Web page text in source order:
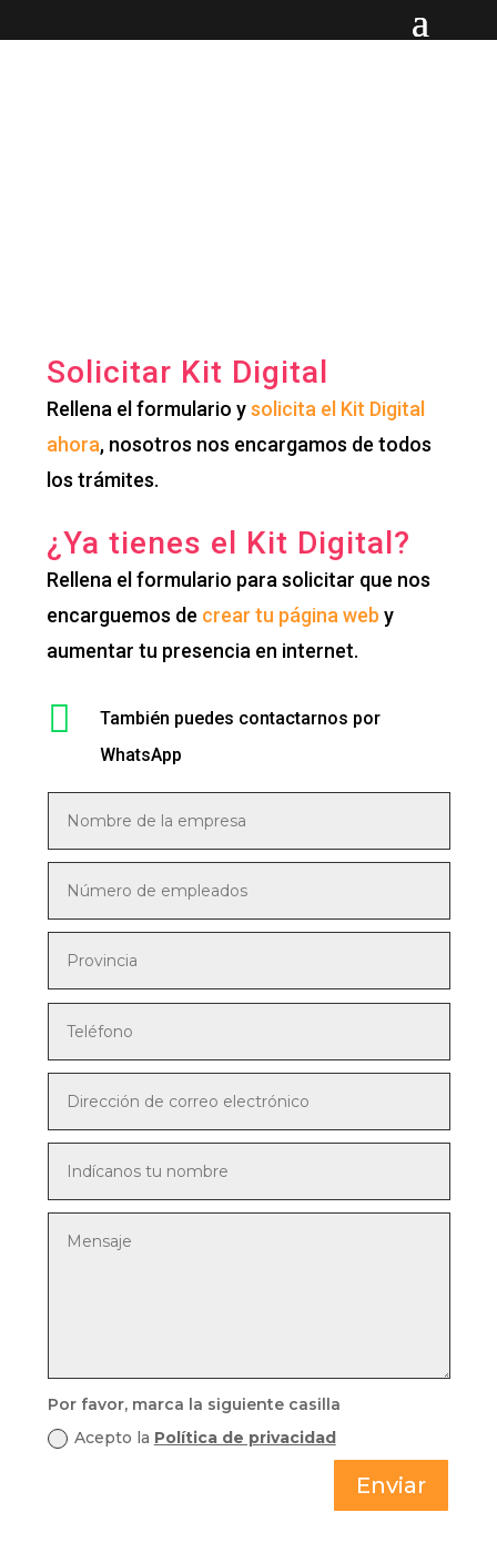
Solicitar Kit Digital
Rellena el formulario ysolicita el Kit Digital
ahora, nosotros nos encargamos de todos
los trámites.
¿Ya tienes el Kit Digital?
Rellena el formulario para solicitar que nos
encarguemos de crear tu página weby
aumentar tu presencia en internet.

También puedes contactarnos por
WhatsApp
Por favor, marca la siguiente casilla
Acepto la Política de privacidad
Enviar